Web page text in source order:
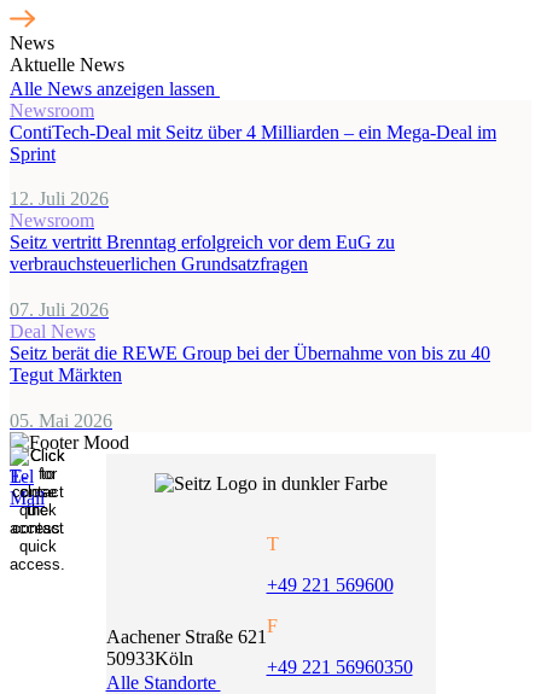
News
Aktuelle News
Alle News anzeigen lassen
Newsroom
ContiTech-Deal mit Seitz über 4 Milliarden – ein Mega-Deal im
Sprint
12. Juli 2026
Newsroom
Seitz vertritt Brenntag erfolgreich vor dem EuG zu
verbrauchsteuerlichen Grundsatzfragen
07. Juli 2026
Deal News
Seitz berät die REWE Group bei der Übernahme von bis zu 40
Tegut Märkten
05. Mai 2026
Aachener Straße 621
50933Köln
Alle Standorte
T
+49 221 569600
F
+49 221 56960350